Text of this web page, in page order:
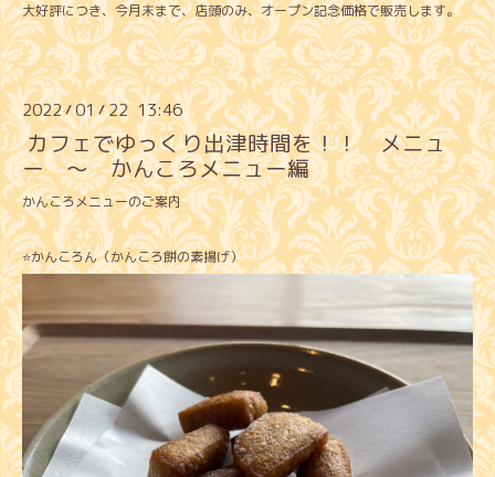
大好評につき、今月末まで、店頭のみ、オープン記念価格で販売します。
2022/01/22 13:46
カフェでゆっくり出津時間を！！ メニュ
ー 〜 かんころメニュー編
かんころメニューのご案内
⭐️かんころん（かんころ餅の素揚げ）